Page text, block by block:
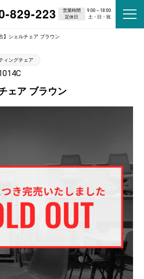
829-223 営業時間
9:00～18:00
定休日
土・日・祝
】シェルチェア ブラウン
ィングチェア
ェア ブラウン